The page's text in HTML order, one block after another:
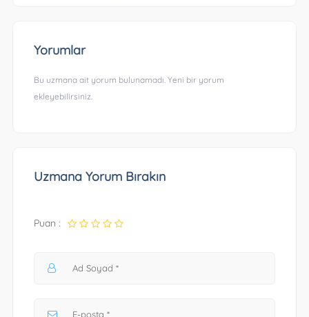
Yorumlar
Bu uzmana ait yorum bulunamadı. Yeni bir yorum
ekleyebilirsiniz.
Uzmana Yorum Bırakın
Puan :